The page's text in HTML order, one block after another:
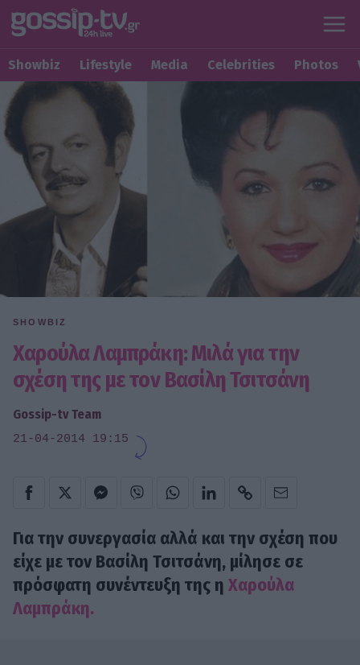
Showbiz Lifestyle Media Celebrities Photos
SHOWBIZ
Χαρούλα Λαμπράκη: Μιλά για την
σχέση της με τον Βασίλη Τσιτσάνη
Gossip-tv Team
21-04-2014 19:15
Για την συνεργασία αλλά και την σχέση που
είχε με τον Βασίλη Τσιτσάνη, μίλησε σε
πρόσφατη συνέντευξη της η Χαρούλα
Λαμπράκη.